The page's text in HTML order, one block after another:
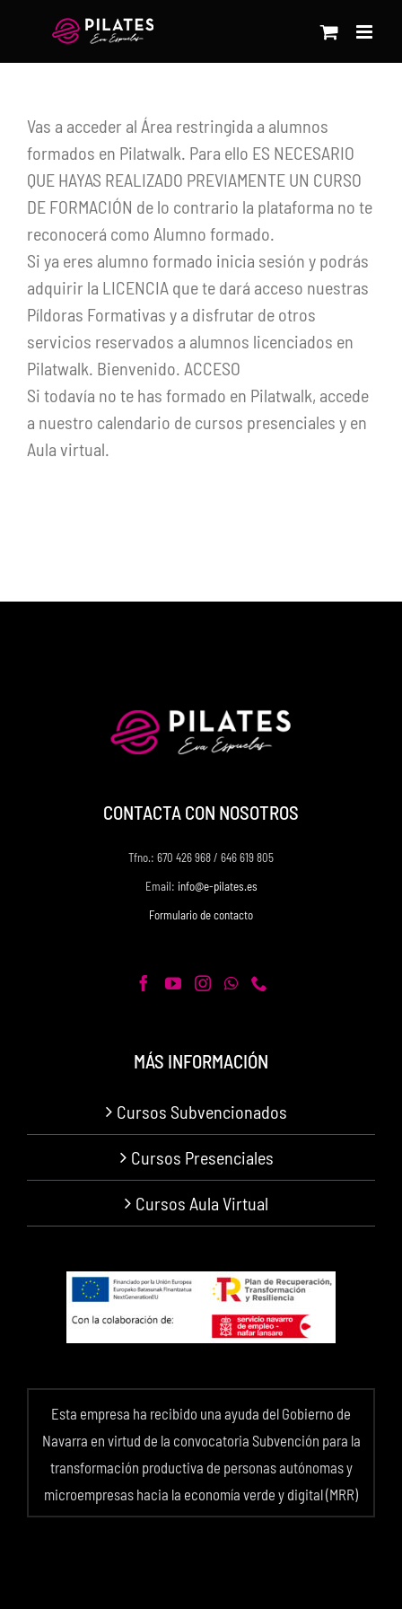
contenido
Vas a acceder al Área restringida a alumnos
formados en Pilatwalk. Para ello ES NECESARIO
QUE HAYAS REALIZADO PREVIAMENTE UN CURSO
DE FORMACIÓN de lo contrario la plataforma no te
reconocerá como Alumno formado.
Si ya eres alumno formado inicia sesión y podrás
adquirir la LICENCIA que te dará acceso nuestras
Píldoras Formativas y a disfrutar de otros
servicios reservados a alumnos licenciados en
Pilatwalk. Bienvenido. ACCESO
Si todavía no te has formado en Pilatwalk, accede
a nuestro calendario de cursos presenciales y en
Aula virtual.
CONTACTA CON NOSOTROS
Tfno.: 670 426 968 / 646 619 805
Email: info@e-pilates.es
Formulario de contacto
MÁS INFORMACIÓN
Cursos Subvencionados
Cursos Presenciales
Cursos Aula Virtual
Esta empresa ha recibido una ayuda del Gobierno de
Navarra en virtud de la convocatoria Subvención para la
transformación productiva de personas autónomas y
microempresas hacia la economía verde y digital (MRR)